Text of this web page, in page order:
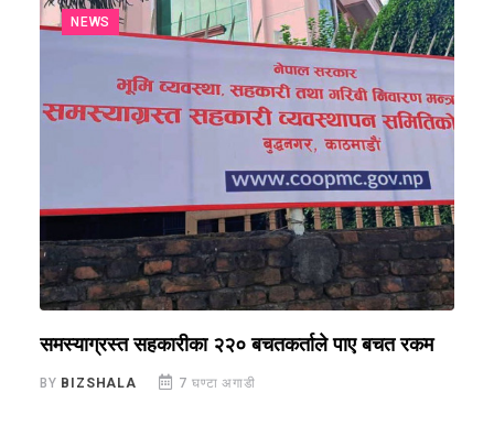
NEWS
समस्याग्रस्त सहकारीका २२० बचतकर्ताले पाए बचत रकम
BY BIZSHALA 7 घण्टा अगाडी